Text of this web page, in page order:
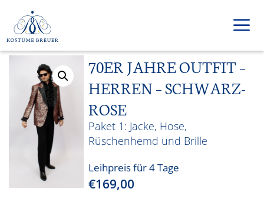
Inhalt
springen
70ER JAHRE OUTFIT –
HERREN – SCHWARZ-
ROSE
Jacke, Hose,
Rüschenhemd und Brille
Leihpreis für 4 Tage
€169,00